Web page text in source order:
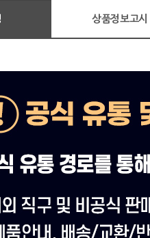
상품정보고시